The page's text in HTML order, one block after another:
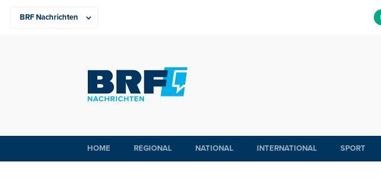
HOME REGIONAL NATIONAL INTERNATIONAL SPORT